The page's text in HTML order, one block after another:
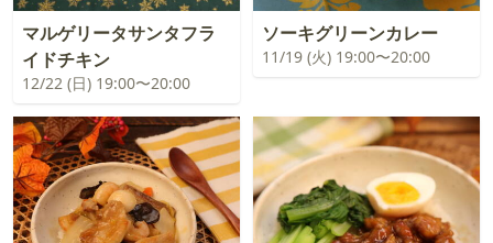
マルゲリータサンタフラ
イドチキン
12/22 (日) 19:00〜20:00
ソーキグリーンカレー
11/19 (火) 19:00〜20:00